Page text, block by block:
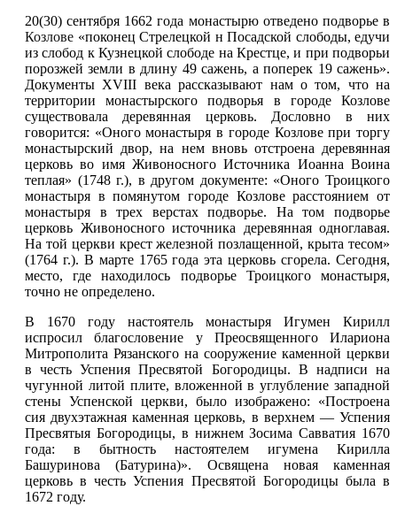
20(30) сентября 1662 года монастырю отведено подворье в
Козлове «поконец Стрелецкой н Посадской слободы, едучи
из слобод к Кузнецкой слободе на Крестце, и при подворьи
порозжей земли в длину 49 сажень, а поперек 19 сажень».
Документы XVIII века рассказывают нам о том, что на
территории монастырского подворья в городе Козлове
существовала деревянная церковь. Дословно в них
говорится: «Оного монастыря в городе Козлове при торгу
монастырский двор, на нем вновь отстроена деревянная
церковь во имя Живоносного Источника Иоанна Воина
теплая» (1748 г.), в другом документе: «Оного Троицкого
монастыря в помянутом городе Козлове расстоянием от
монастыря в трех верстах подворье. На том подворье
церковь Живоносного источника деревянная одноглавая.
На той церкви крест железной позлащенной, крыта тесом»
(1764 г.). В марте 1765 года эта церковь сгорела. Сегодня,
место, где находилось подворье Троицкого монастыря,
точно не определено.
В 1670 году настоятель монастыря Игумен Кирилл
испросил благословение у Преосвященного Илариона
Митрополита Рязанского на сооружение каменной церкви
в честь Успения Пресвятой Богородицы. В надписи на
чугунной литой плите, вложенной в углубление западной
стены Успенской церкви, было изображено: «Построена
сия двухэтажная каменная церковь, в верхнем — Успения
Пресвятыя Богородицы, в нижнем Зосима Савватия 1670
года: в бытность настоятелем игумена Кирилла
Башуринова (Батурина)». Освящена новая каменная
церковь в честь Успения Пресвятой Богородицы была в
1672 году.